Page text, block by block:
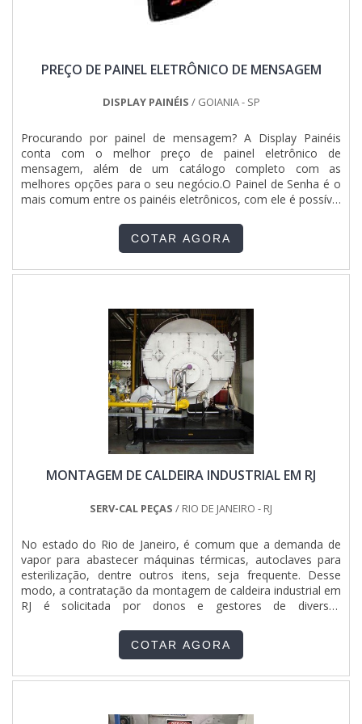
importantes que ficam de fora no planejamento de
empresas que visam apenas o lucro, deixando a desejar nos
segmento. Esse tipo de cuidado ajuda a garantir a qualidade
imprevistos e execuções mal elaboradas. Assim, é possível
para a Jumper Soluções Industriais ter se tornado destaque
quando pensamos em uma empresa que entrega confiança
e serviços de qualidade. Alguns desses motivos são:
Atendimento personalizado; Profissionais com vasta
experiência na área de atuação; Diversas opções de
pagamento disponíveis; Excelente custo-benefício; Sede
com departamento técnico de engenharia e projetos com
capacidade para atender diversos tipos de serviços;
Equipamentos de última geração. REFERÊNCIA DE
QUALIDADE NO SEGMENTOSomente na Jumper Soluções
distribuição. É possível encontrar uma grande variedade no
portfólio, como painel de comando elétrico e quadro elétrico
industrial.É uma empresa inovadora e comprometida com
seus serviços, características possíveis pelo fato de ter
escritório de alta qualidade onde são realizadas as
atividades e sede em localização privilegiada no estado de
São Paulo.Todos esses fatores, agregados a uma equipe
multidisciplinar de consultores associados e profissionais
com vasta experiência na área de atuação, garantem o
sucesso de cada cliente de ponta a ponta.
PREÇO DE PAINEL ELETRÔNICO DE MENSAGEM
DISPLAY PAINÉIS / GOIANIA - SP
Procurando por painel de mensagem? A Display Painéis
conta com o melhor preço de painel eletrônico de
mensagem, além de um catálogo completo com as
melhores opções para o seu negócio.O Painel de Senha é o
mais comum entre os painéis eletrônicos, com ele é possível
o Painel de Senha e Guichê é possível chamar tanto a senha
quanto indicar ao cliente qual o caixa ou guichê que está
COTAR AGORA
MONTAGEM DE CALDEIRA INDUSTRIAL EM RJ
SERV-CAL PEÇAS / RIO DE JANEIRO - RJ
No estado do Rio de Janeiro, é comum que a demanda de
vapor para abastecer máquinas térmicas, autoclaves para
esterilização, dentre outros itens, seja frequente. Desse
modo, a contratação da montagem de caldeira industrial em
RJ é solicitada por donos e gestores de diversas
SERVIÇOQuando o assunto for montagem de caldeiras, seja
no estado que for, é fundamental contar com empresas de
é essencial que a instalação siga a risca todas as regras
Serv-Cal, que atua: Máquinas e ferramentas de alta
COTAR AGORA